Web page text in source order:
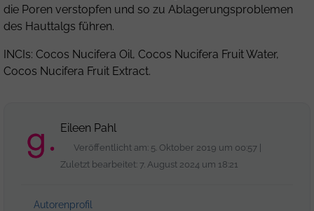
die Poren verstopfen und so zu Ablagerungsproblemen
des Hauttalgs führen.
INCIs: Cocos Nucifera Oil, Cocos Nucifera Fruit Water,
Cocos Nucifera Fruit Extract.
Eileen Pahl
Veröffentlicht am: 5. Oktober 2019 um 00:57 |
Zuletzt bearbeitet: 7. August 2024 um 18:21
Autorenprofil